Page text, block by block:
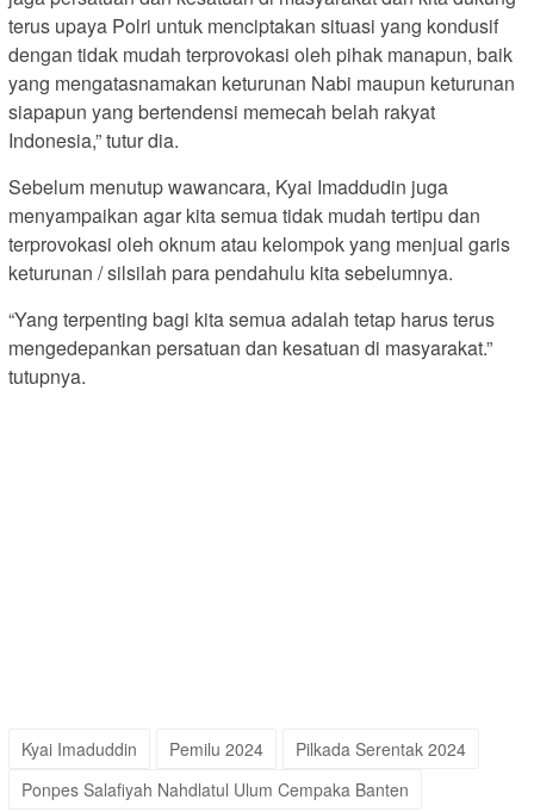
terus upaya Polri untuk menciptakan situasi yang kondusif
dengan tidak mudah terprovokasi oleh pihak manapun, baik
yang mengatasnamakan keturunan Nabi maupun keturunan
siapapun yang bertendensi memecah belah rakyat
Indonesia,” tutur dia.
Sebelum menutup wawancara, Kyai Imaddudin juga
menyampaikan agar kita semua tidak mudah tertipu dan
terprovokasi oleh oknum atau kelompok yang menjual garis
keturunan / silsilah para pendahulu kita sebelumnya.
“Yang terpenting bagi kita semua adalah tetap harus terus
mengedepankan persatuan dan kesatuan di masyarakat.”
tutupnya.
Kyai Imaduddin Pemilu 2024
Pilkada Serentak 2024
Ponpes Salafiyah Nahdlatul Ulum Cempaka Banten